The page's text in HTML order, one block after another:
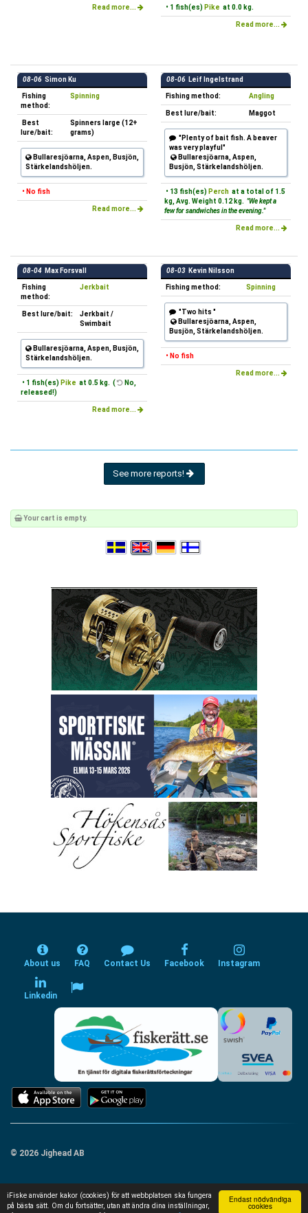
Endast nödvändiga
cookies
iFiske använder kakor (cookies) för att webbplatsen ska fungera
på bästa sätt. Om du fortsätter, utan att ändra dina inställningar,
Read more... • 1 fish(es) Pike at 0.0 kg.
Read more...
08-06 Simon Ku
Fishing
method:
Spinning
Best
lure/bait:
Spinners large (12+
grams)
Bullaresjöarna, Aspen, Busjön,
Stärkelandshöljen.
• No fish
Read more...
08-06 Leif Ingelstrand
Fishing method: Angling
Best lure/bait: Maggot
"Plenty of bait fish. A beaver
was very playful"
Bullaresjöarna, Aspen,
Busjön, Stärkelandshöljen.
• 13 fish(es) Perch at a total of 1.5
kg, Avg. Weight 0.12 kg. "We kept a
few for sandwiches in the evening."
Read more...
08-04 Max Forsvall
Fishing
method:
Jerkbait
Best lure/bait:
Jerkbait /
Swimbait
Bullaresjöarna, Aspen, Busjön,
Stärkelandshöljen.
• 1 fish(es) Pike at 0.5 kg. (
No,
released!)
Read more...
08-03 Kevin Nilsson
Fishing method: Spinning
"Two hits "
Bullaresjöarna, Aspen,
Busjön, Stärkelandshöljen.
• No fish
Read more...
See more reports!
Your cart is empty.
About us FAQ Contact Us Facebook Instagram
Linkedin
© 2026 Jighead AB